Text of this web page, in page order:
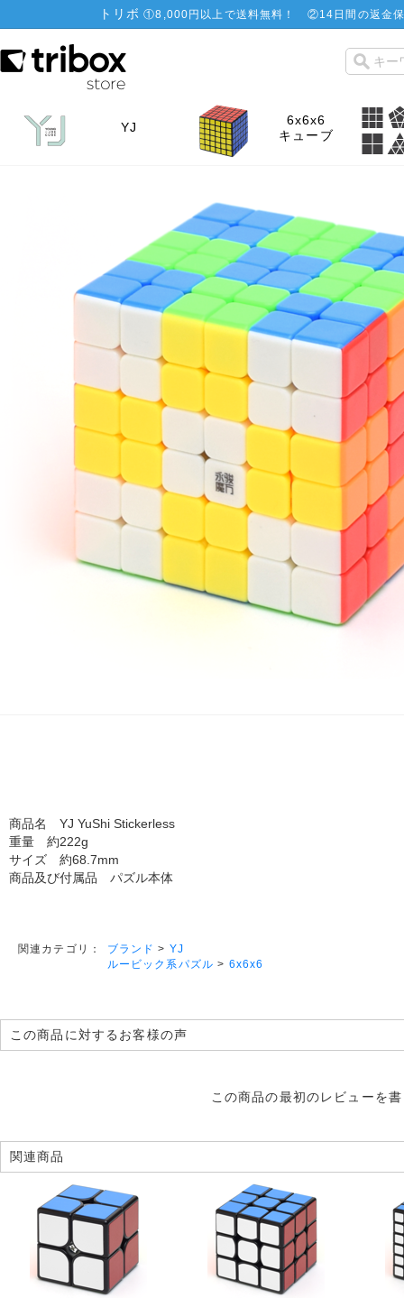
トリボ ①8,000円以上で送料無料！ ②14日間の返金
YJ
6x6x6
キューブ
商品名 YJ YuShi Stickerless
重量 約222g
サイズ 約68.7mm
商品及び付属品 パズル本体
関連カテゴリ： ブランド > YJ
ルービック系パズル > 6x6x6
この商品に対するお客様の声
この商品の最初のレビューを
関連商品